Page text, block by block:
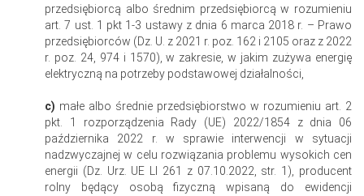
przedsiębiorcą albo średnim przedsiębiorcą w rozumieniu
art. 7 ust. 1 pkt 1-3 ustawy z dnia 6 marca 2018 r. – Prawo
przedsiębiorców (Dz. U. z 2021 r. poz. 162 i 2105 oraz z 2022
r. poz. 24, 974 i 1570), w zakresie, w jakim zużywa energię
elektryczną na potrzeby podstawowej działalności,
c) małe albo średnie przedsiębiorstwo w rozumieniu art. 2
pkt. 1 rozporządzenia Rady (UE) 2022/1854 z dnia 06
października 2022 r. w sprawie interwencji w sytuacji
nadzwyczajnej w celu rozwiązania problemu wysokich cen
energii (Dz. Urz. UE LI 261 z 07.10.2022, str. 1), producent
rolny będący osobą fizyczną wpisaną do ewidencji